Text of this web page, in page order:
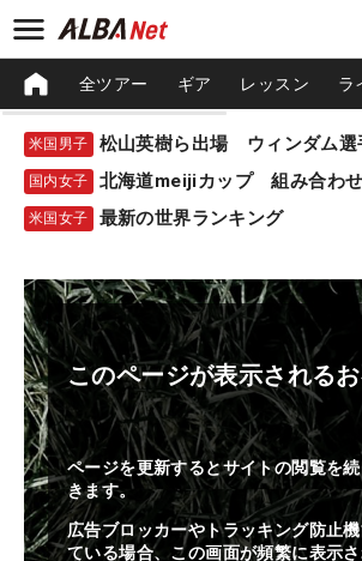
全ツアー ギア レッスン ラ
米国男子 松山英樹ら出場 ウィンダム選
国内女子 北海道meijiカップ 組み合わせ
米国女子 最新の世界ランキング
このページが表示される
ページを更新するとサイトの閲覧を
きます。
広告ブロッカーやトラッキング防止
ている場合、この画面が頻繁に表示